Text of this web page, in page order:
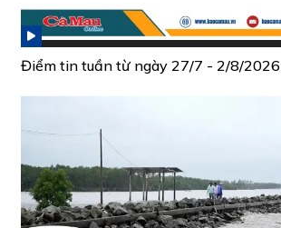
Điểm tin tuần từ ngày 27/7 - 2/8/2026